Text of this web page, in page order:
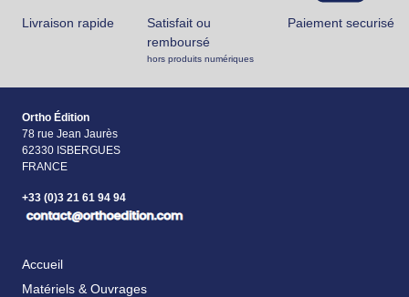
Livraison rapide
Satisfait ou
remboursé
hors produits numériques
Paiement securisé
Ortho Édition
78 rue Jean Jaurès
62330 ISBERGUES
FRANCE
+33 (0)3 21 61 94 94
Accueil
Matériels & Ouvrages